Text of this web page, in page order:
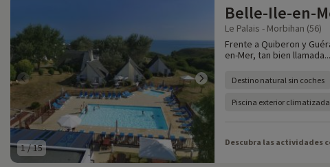
1/15
Belle-Ile-en-
Le Palais - Morbihan (56)
Frente a Quiberon y
en-Mer, tan bien llamada...
Destino natural sin coches
Piscina exterior
Descubra las actividades